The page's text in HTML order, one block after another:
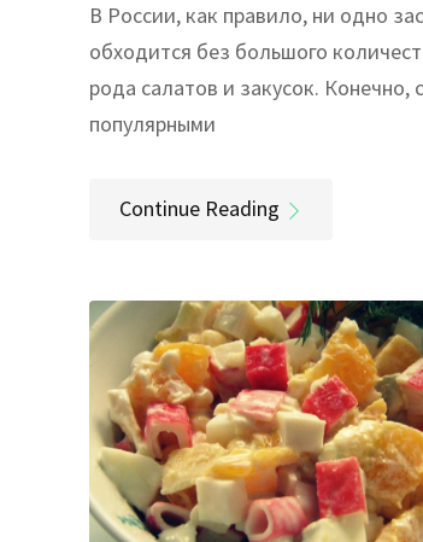
В России, как правило, ни одно
обходится без большого
рода салатов и закусок. Конечно,
популярными
Continue Reading